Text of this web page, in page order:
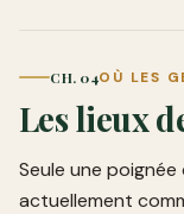
CH. 04OÙ LES
Les lieux
Seule une
actuellement